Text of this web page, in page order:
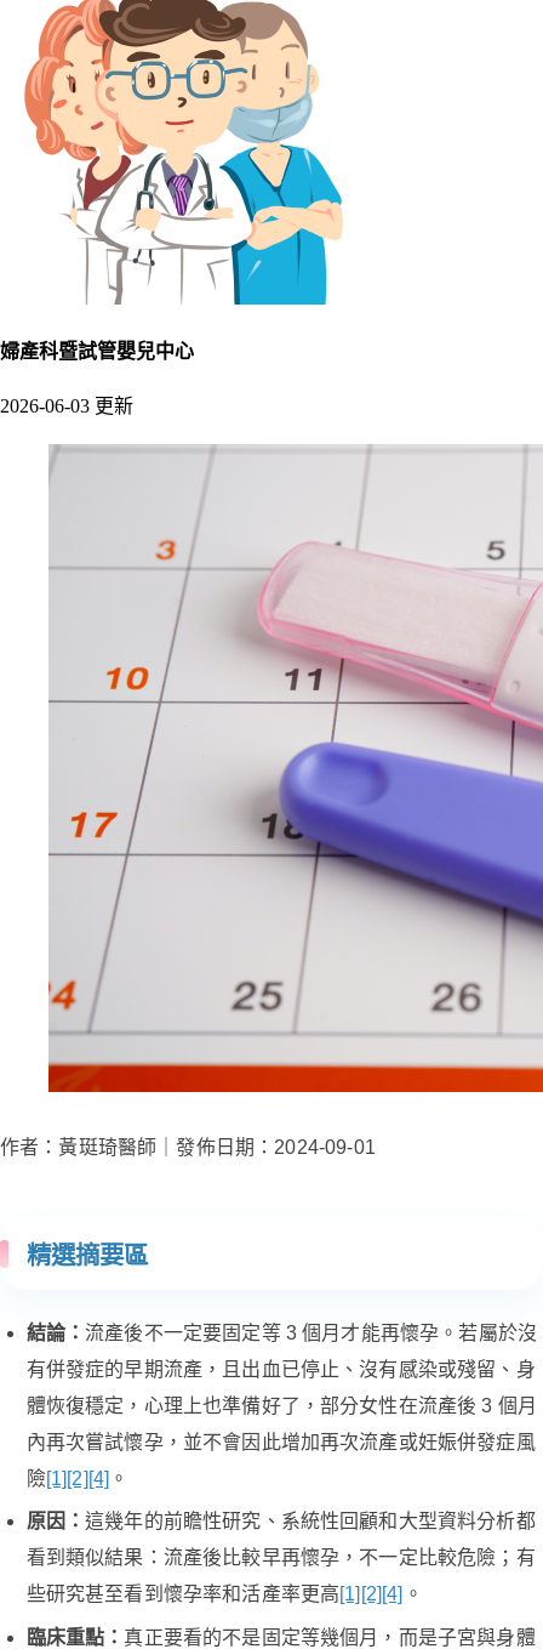
婦產科暨試管嬰兒中心
2026-06-03 更新
作者：黃珽琦醫師｜發佈日期：2024-09-01
精選摘要區
結論：流產後不一定要固定等 3 個月才能再懷孕。若屬於沒
有併發症的早期流產，且出血已停止、沒有感染或殘留、身
體恢復穩定，心理上也準備好了，部分女性在流產後 3 個月
內再次嘗試懷孕，並不會因此增加再次流產或妊娠併發症風
險[1] [2] [4] 。
原因：這幾年的前瞻性研究、系統性回顧和大型資料分析都
看到類似結果：流產後比較早再懷孕，不一定比較危險；有
些研究甚至看到懷孕率和活產率更高[1] [2] [4] 。
臨床重點： 真正要看的不是固定等幾個月，而是子宮與身體